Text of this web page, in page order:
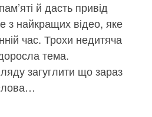
й дасть привід
з найкращих відео, яке
час. Трохи недитяча
тема.
загуглити що зараз